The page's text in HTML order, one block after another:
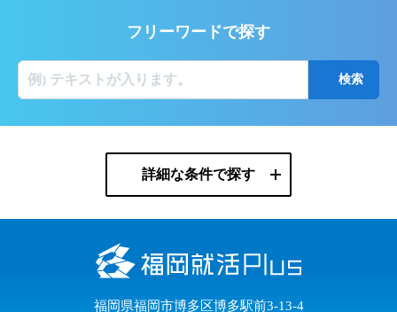
フリーワードで探す
詳細な条件で探す
福岡県福岡市博多区博多駅前3-13-4